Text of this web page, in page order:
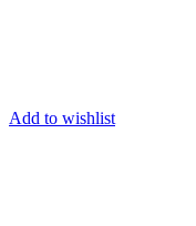
Add to wishlist